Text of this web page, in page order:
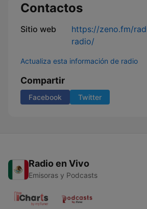
Contactos
Sitio web
https://zeno.fm/
radio/
Actualiza esta información de radio
Compartir
Facebook Twitter
Radio en Vivo
Emisoras y Podcasts